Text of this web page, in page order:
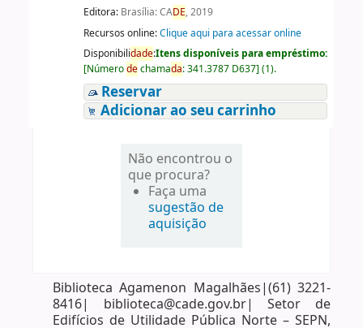
Editora: Brasília: CADE, 2019
Recursos online:Clique aqui para acessar online
Disponibilidade:Itens disponíveis para empréstimo:
[Númerodechamada:341.3787 D637] (1).
Reservar
Adicionar ao seu carrinho
Não encontrou o
que procura?
Faça uma
sugestão de
aquisição
Biblioteca Agamenon Magalhães|(61) 3221-
8416| biblioteca@cade.gov.br| Setor de
Edifícios de Utilidade Pública Norte – SEPN,